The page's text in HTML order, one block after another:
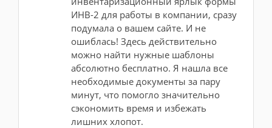
ИНВ-2 для работы в компании, сразу
подумала о вашем сайте. И не
ошиблась! Здесь действительно
можно найти нужные шаблоны
абсолютно бесплатно. Я нашла все
необходимые документы за пару
минут, что помогло значительно
сэкономить время и избежать
лишних хлопот.